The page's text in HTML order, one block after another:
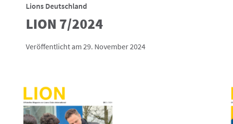
Lions Deutschland
LION 7/2024
Veröffentlicht am 29. November 2024